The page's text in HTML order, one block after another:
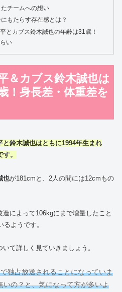
チームへの想い
もたらす存在感とは？
とカブス鈴木誠也の年齢は31歳！
い
＆カブス鈴木誠也は
！身長差・体重差を
鈴木誠也はともに1994年生まれ
。
也が181cmと、2人の間には12cmもの
造によって106kgにまで増量したこと
るようです。
て詳しく見ていきましょう。
独占放送されることになっていま
の？と、気になって方が多いよ